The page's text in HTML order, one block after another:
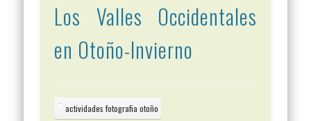
Los Valles Occidentales
en Otoño-Invierno
actividades fotografia otoño